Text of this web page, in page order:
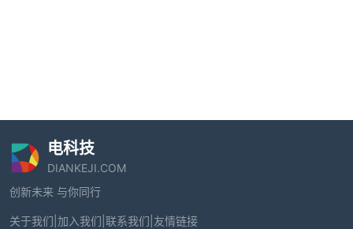
电科技
DIANKEJI.COM
创新未来 与你同行
关于我们 加入我们 联系我们 友情链接